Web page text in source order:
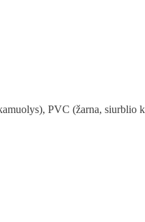
PVC (žarna, siurblio